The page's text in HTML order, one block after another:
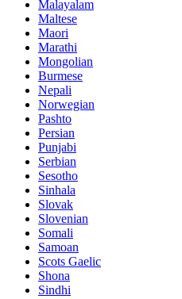
Malayalam
Maltese
Maori
Marathi
Mongolian
Burmese
Nepali
Norwegian
Pashto
Persian
Punjabi
Serbian
Sesotho
Sinhala
Slovak
Slovenian
Somali
Samoan
Scots Gaelic
Shona
Sindhi